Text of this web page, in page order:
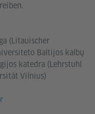
(Litauischer
Baltijos kalbų
katedra (Lehrstuhl
Vilnius)